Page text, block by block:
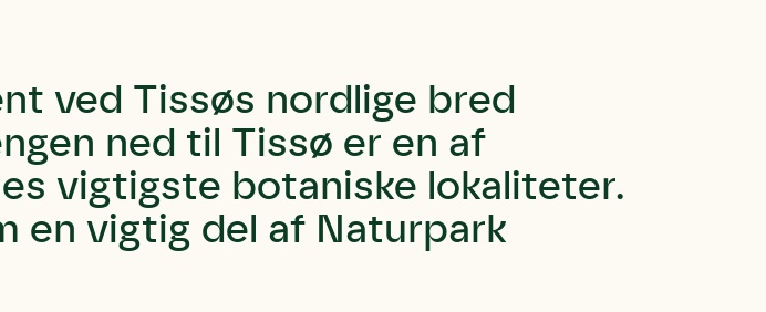
ved Tissøs nordlige bred
ned til Tissø er en af
vigtigste botaniske lokaliteter.
en vigtig del af Naturpark